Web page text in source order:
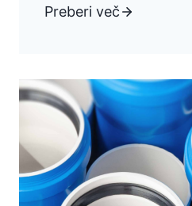
Preberi več